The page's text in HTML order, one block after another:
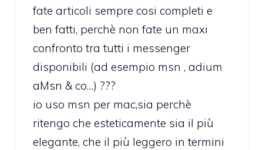
fate articoli sempre cosi completi e
ben fatti, perchè non fate un maxi
confronto tra tutti i messenger
disponibili (ad esempio msn , adium
aMsn & co…) ???
io uso msn per mac,sia perchè
ritengo che esteticamente sia il più
elegante, che il più leggero in termini